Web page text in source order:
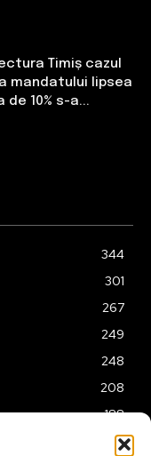
Timiș cazul
mandatului lipsea
10% s-a...
344
301
267
249
248
208
188
175